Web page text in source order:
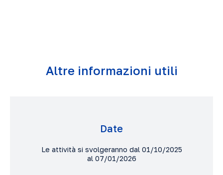
Altre informazioni utili
Date
Le attività si svolgeranno dal 01/10/2025
al 07/01/2026